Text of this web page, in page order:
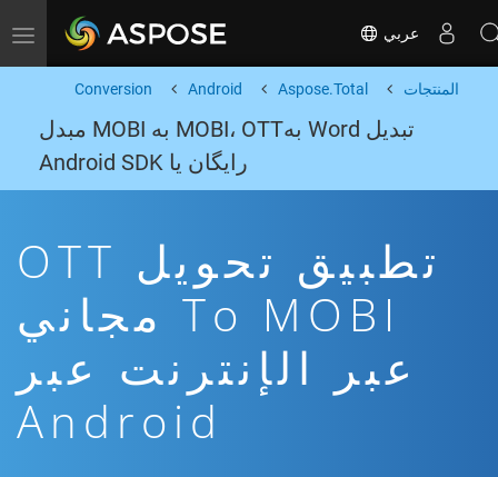
Toggle navigation عربي
المنتجات Aspose.Total
Android
Conversion
تبدیل Word بهMOBI، OTT به MOBI مبدل
رایگان یا Android SDK
تطبيق تحويل OTT
To MOBI مجاني
عبر الإنترنت عبر
Android